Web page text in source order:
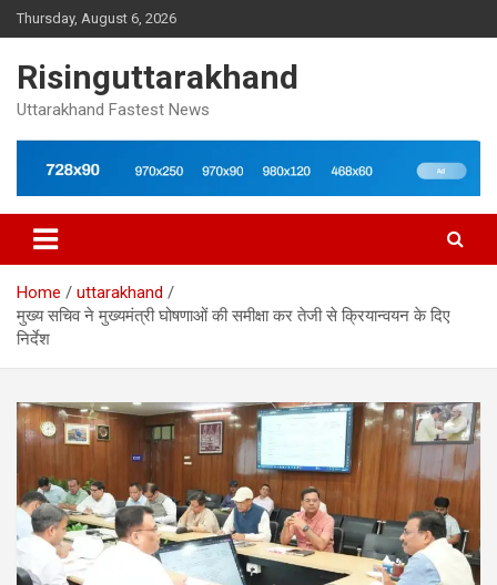
Skip
to
Thursday, August 6, 2026
Risinguttarakhand
Uttarakhand Fastest News
Home
uttarakhand
मुख्य सचिव ने मुख्यमंत्री घोषणाओं की समीक्षा कर तेजी से क्रियान्वयन के दिए
निर्देश